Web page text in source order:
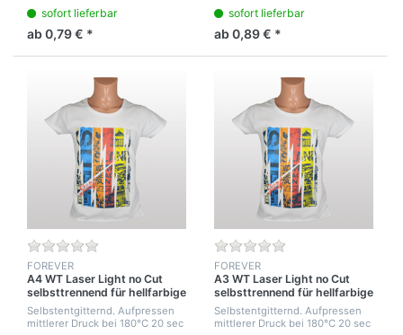
professionellen T-Shirtpressen.
Für den atmungsaktiven Druck
auf weiße Ba...
sofort lieferbar
ab 0,79 € *
professionellen T-Shirtpressen.
Für den atmungsaktiven Druck
auf weiße Ba...
sofort lieferbar
ab 0,89 € *
FOREVER
A4 WT Laser Light no Cut
selbsttrennend für hellfarbige
T-Shirts
Selbstentgitternd. Aufpressen
mittlerer Druck bei 180°C 20 sec
FOREVER
A3 WT Laser Light no Cut
selbsttrennend für hellfarbige
T-Shirt
Selbstentgitternd. Aufpressen
mittlerer Druck bei 180°C 20 sec